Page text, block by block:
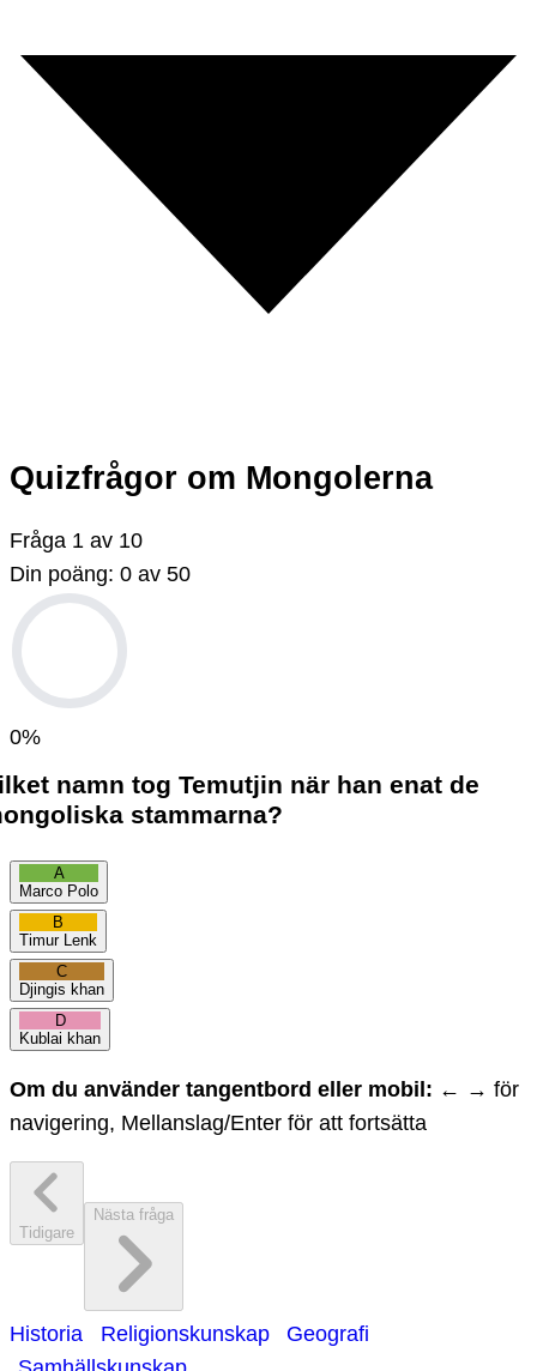
Quizfrågor om Mongolerna
Fråga 1 av 10
Din poäng: 0 av 50
0%
namn tog Temutjin när han enat de
stammarna?
A
Marco Polo
B
Timur Lenk
C
Djingis khan
D
Kublai khan
Om du använder tangentbord eller mobil: ← → för
navigering, Mellanslag/Enter för att fortsätta
Tidigare
Nästa fråga
Historia Religionskunskap
Geografi